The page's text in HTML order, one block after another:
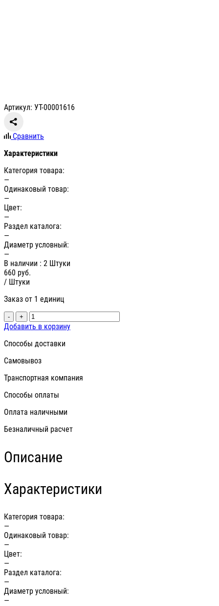
Артикул: УТ-00001616
Сравнить
Характеристики
Категория товара:
—
Одинаковый товар:
—
Цвет:
—
Раздел каталога:
—
Диаметр условный:
—
В наличии : 2 Штуки
660 руб.
/ Штуки
Заказ от 1 единиц
- +
Добавить в корзину
Способы доставки
Самовывоз
Транспортная компания
Способы оплаты
Оплата наличными
Безналичный расчет
Описание
Характеристики
Категория товара:
—
Одинаковый товар:
—
Цвет:
—
Раздел каталога:
—
Диаметр условный:
—